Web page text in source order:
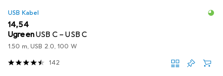
USB Kabel
EUR
14,54
UgreenUSB C – USB C
1.50 m, USB 2.0, 100 W
142